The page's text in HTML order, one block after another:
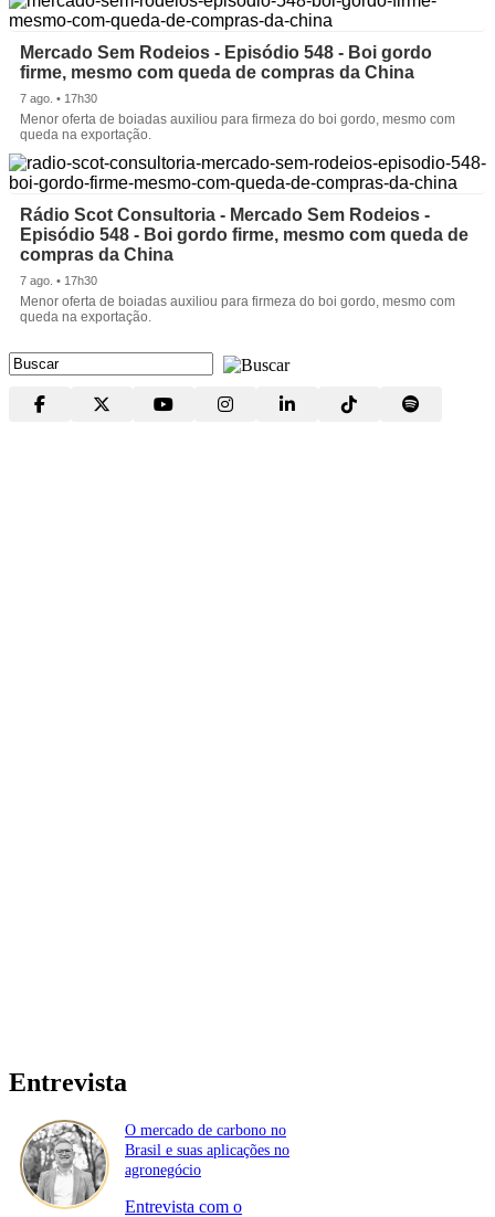
Mercado Sem Rodeios - Episódio 548 - Boi gordo
firme, mesmo com queda de compras da China
7 ago. • 17h30
Menor oferta de boiadas auxiliou para firmeza do boi gordo, mesmo com
queda na exportação.
Rádio Scot Consultoria - Mercado Sem Rodeios -
Episódio 548 - Boi gordo firme, mesmo com queda de
compras da China
7 ago. • 17h30
Menor oferta de boiadas auxiliou para firmeza do boi gordo, mesmo com
queda na exportação.
Entrevista
O mercado de carbono no
Brasil e suas aplicações no
agronegócio
Entrevista com o